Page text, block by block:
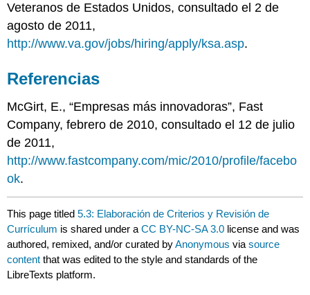
Veteranos de Estados Unidos, consultado el 2 de
agosto de 2011,
http://www.va.gov/jobs/hiring/apply/ksa.asp.
Referencias
McGirt, E., “Empresas más innovadoras”, Fast
Company, febrero de 2010, consultado el 12 de julio
de 2011,
http://www.fastcompany.com/mic/2010/profile/facebo
ok.
This page titled5.3: Elaboración de Criterios y Revisión de
Currículum is shared under aCC BY-NC-SA 3.0 license and was
authored, remixed, and/or curated byAnonymous viasource
content that was edited to the style and standards of the
LibreTexts platform.